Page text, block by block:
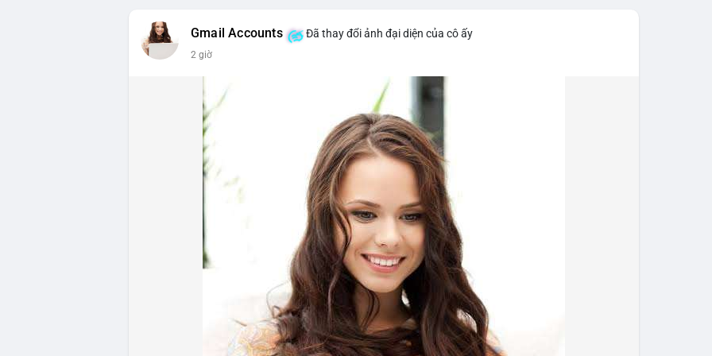
- DeFi & Công nghệ: Tổng TVL DeFi đạt 143,06 tỷ USD, gần như đứng yên (tăng 0,14%).
Ethereum dẫn đầu với 41,85 tỷ USD nhưng tốc độ tăng trưởng chậm lại. Trong khi đó, tổng
vốn hóa Stablecoin đạt 306,95 tỷ USD, cho thấy nhà đầu tư đang giữ tiền mặt chờ đợi.
BTCPay Foundation xác nhận các node Lightning bị rút tiền và đã chặn truy cập từ xa để
- Quy định & Pháp lý: Brazil công bố quy định mới có hiệu lực từ 1/1/2027, yêu cầu tạm dừng
24h đối với các giao dịch crypto trên 10.000 USD chuyển sang nhà cung cấp nước ngoài
hoặc ví tự quản. Fork BIP-110 của Bitcoin khai thác thành công 2 block rồi dừng do thiếu
hashpower, khoảng cách giữa các block kéo dài nhiều giờ.
Lời khuyên từ chuyên gia: Thị trường đang trong giai đoạn tích lũy với tâm lý sợ hãi chiếm
ưu thế. Nhà đầu tư nên tránh FOMO, tập trung quản trị rủi ro và chờ đợi tín hiệu rõ ràng hơn
từ dòng vốn ETF (tuần tốt nhất kể từ tháng 4 với 1 tỷ USD) trước khi gia tăng vị thế.
Xem chi tiết các bài viết đầy đủ tại dòng thời gian của Vlike.vn!
#feargreedindex #bip110fork #brazilcryptoregulation
Gmail Accounts Đã thay đổi ảnh đại diện của cô ấy
2 giờ